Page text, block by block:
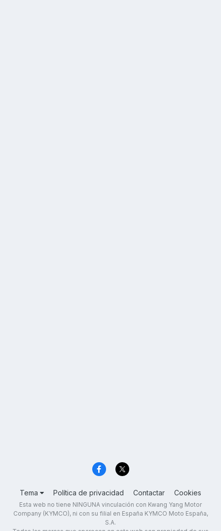
Tema Política de privacidad Contactar Cookies
Esta web no tiene NINGUNA vinculación con Kwang Yang Motor
Company (KYMCO), ni con su filial en España KYMCO Moto España,
S.A.